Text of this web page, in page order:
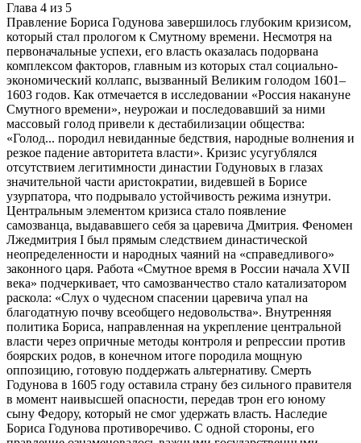
Глава 4 из 5
Правление Бориса Годунова завершилось глубоким кризисом,
который стал прологом к Смутному времени. Несмотря на
первоначальные успехи, его власть оказалась подорвана
комплексом факторов, главным из которых стал социально-
экономический коллапс, вызванный Великим голодом 1601–
1603 годов. Как отмечается в исследовании «Россия накануне
Смутного времени», неурожаи и последовавший за ними
массовый голод привели к дестабилизации общества:
«Голод... породил невиданные бедствия, народные волнения и
резкое падение авторитета власти». Кризис усугублялся
отсутствием легитимности династии Годуновых в глазах
значительной части аристократии, видевшей в Борисе
узурпатора, что подрывало устойчивость режима изнутри.
Центральным элементом кризиса стало появление
самозванца, выдававшего себя за царевича Дмитрия. Феномен
Лжедмитрия I был прямым следствием династической
неопределенности и народных чаяний на «справедливого»
законного царя. Работа «Смутное время в России начала XVII
века» подчеркивает, что самозванчество стало катализатором
раскола: «Слух о чудесном спасении царевича упал на
благодатную почву всеобщего недовольства». Внутренняя
политика Бориса, направленная на укрепление центральной
власти через опричные методы контроля и репрессии против
боярских родов, в конечном итоге породила мощную
оппозицию, готовую поддержать альтернативу. Смерть
Годунова в 1605 году оставила страну без сильного правителя
в момент наивысшей опасности, передав трон его юному
сыну Федору, который не смог удержать власть. Наследие
Бориса Годунова противоречиво. С одной стороны, его